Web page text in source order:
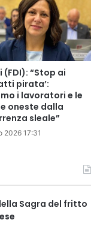
(FDI): “Stop ai
pirata’:
i lavoratori e le
oneste dalla
sleale”
2026 17:31
Sagra del fritto